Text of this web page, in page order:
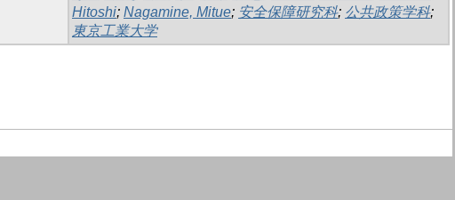
Hitoshi; Nagamine, Mitue; 安全保障研究科; 公共政策学科;
東京工業大学